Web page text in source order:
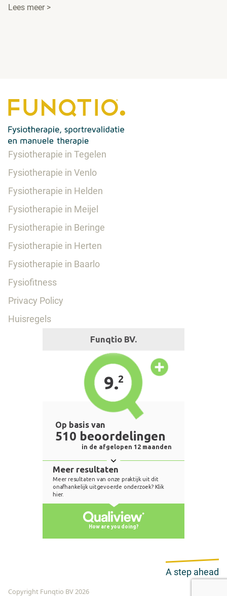
Lees meer >
Fysiotherapie in Tegelen
Fysiotherapie in Venlo
Fysiotherapie in Helden
Fysiotherapie in Meijel
Fysiotherapie in Beringe
Fysiotherapie in Herten
Fysiotherapie in Baarlo
Fysiofitness
Privacy Policy
Huisregels
A step ahead
Copyright Funqtio BV 2026